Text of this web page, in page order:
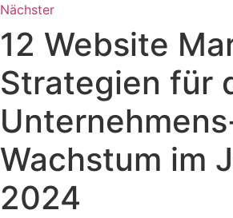
Nächster
12 Website
Strategien für
Wachstum im
2024